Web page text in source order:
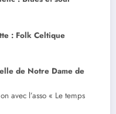
: Folk Celtique
de Notre Dame de
avec l’asso « Le temps